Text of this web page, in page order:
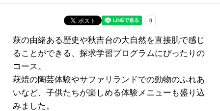
萩の由緒ある歴史や秋吉台の大自然を直接肌で感じ
ることができる、探求学習プログラムにぴったりの
コース。
萩焼の陶芸体験やサファリランドでの動物のふれあ
いなど、子供たちが楽しめる体験メニューも盛り込
みました。